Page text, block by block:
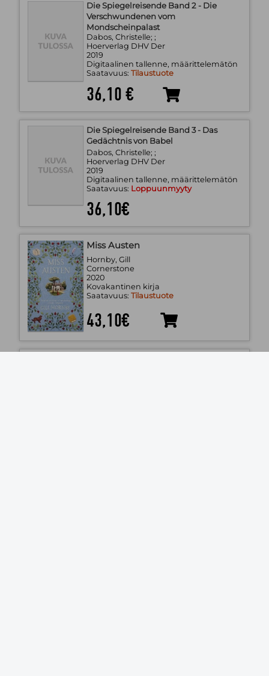
Die Spiegelreisende Band 2 - Die
Verschwundenen vom
Mondscheinpalast
Dabos, Christelle; ;
Hoerverlag DHV Der
2019
Digitaalinen tallenne, määrittelemätön
Saatavuus: Tilaustuote
36,10 €
Die Spiegelreisende Band 3 - Das
Gedächtnis von Babel
Dabos, Christelle; ;
Hoerverlag DHV Der
2019
Digitaalinen tallenne, määrittelemätön
Saatavuus: Loppuunmyyty
36,10€
Miss Austen
Hornby, Gill
Cornerstone
2020
Kovakantinen kirja
Saatavuus: Tilaustuote
43,10€